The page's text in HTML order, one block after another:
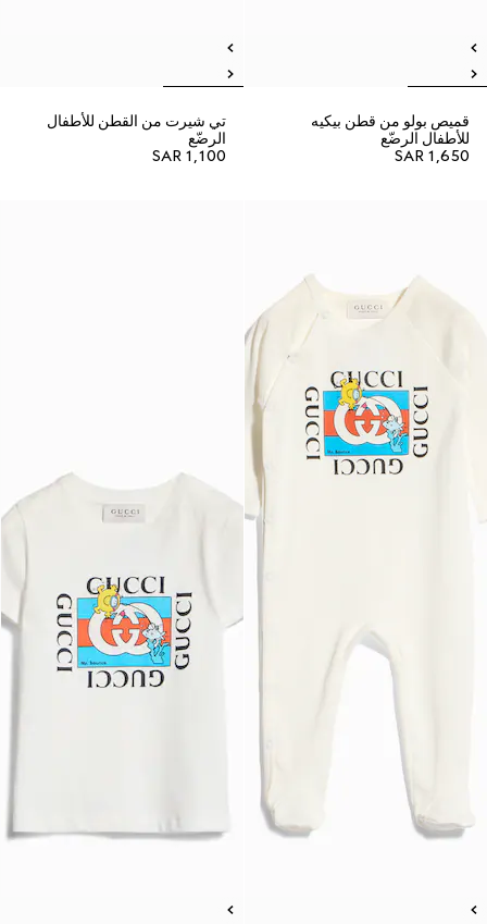
قميص بولو من قطن بيكيه
للأطفال الرضّع
SAR 1,650
تي شيرت من القطن للأطفال
الرضّع
SAR 1,100